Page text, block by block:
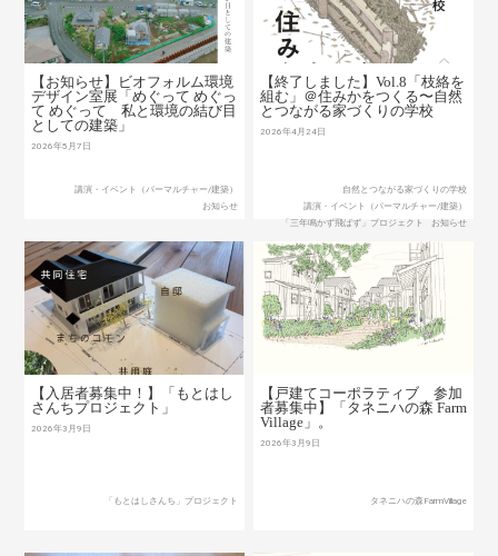
【お知らせ】ビオフォルム環境
デザイン室展「めぐって めぐっ
て めぐって 私と環境の結び目
としての建築」
2026年5月7日
講演・イベント（パーマルチャー/建築）
お知らせ
【終了しました】Vol.8「枝絡を
組む」＠住みかをつくる〜自然
とつながる家づくりの学校
2026年4月24日
自然とつながる家づくりの学校
講演・イベント（パーマルチャー/建築）
「三年鳴かず飛ばず」プロジェクト
お知らせ
【入居者募集中！】「もとはし
さんちプロジェクト」
2026年3月9日
「もとはしさんち」プロジェクト
【戸建てコーポラティブ 参加
者募集中】「タネニハの森 Farm
Village」。
2026年3月9日
タネニハの森FarmVillage